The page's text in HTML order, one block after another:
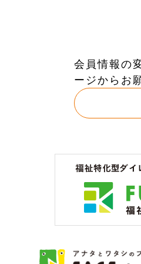
会員情報の
ージからお